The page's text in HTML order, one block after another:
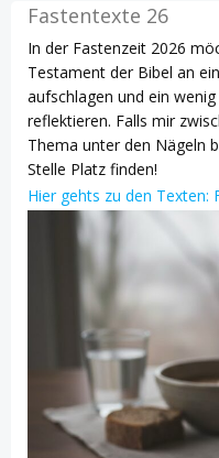
Fastentexte 26
In der Fastenzeit 2026
Testament der Bibel an
aufschlagen und ein
reflektieren. Falls mir
Thema unter den Nägeln
Stelle Platz finden!
Hier gehts zu den Texten: